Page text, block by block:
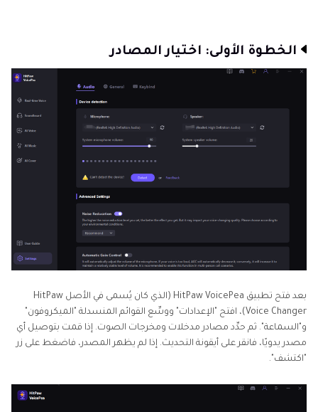
الخطوة الأولى: اختيار المصادر
بعد فتح تطبيق HitPaw VoicePea (الذي كان يُسمى في الأصل HitPaw
Voice Changer)، افتح "الإعدادات" ووسِّع القوائم المنسدلة "الميكروفون"
و"السماعة". ثم حدِّد مصادر مدخلات ومخرجات الصوت. إذا قمت بتوصيل أي
مصدر يدويًا، فانقر على أيقونة التحديث. إذا لم يظهر المصدر، فاضغط على زر
"اكتشف".